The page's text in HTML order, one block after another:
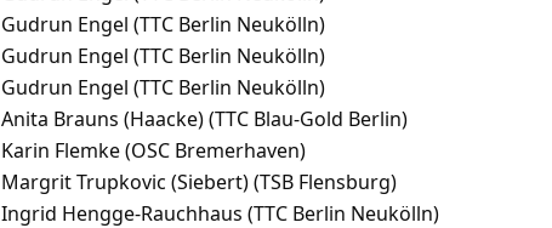
Gudrun Engel (TTC Berlin Neukölln)
Gudrun Engel (TTC Berlin Neukölln)
Gudrun Engel (TTC Berlin Neukölln)
Anita Brauns (Haacke) (TTC Blau-Gold Berlin)
Karin Flemke (OSC Bremerhaven)
Margrit Trupkovic (Siebert) (TSB Flensburg)
Ingrid Hengge-Rauchhaus (TTC Berlin Neukölln)